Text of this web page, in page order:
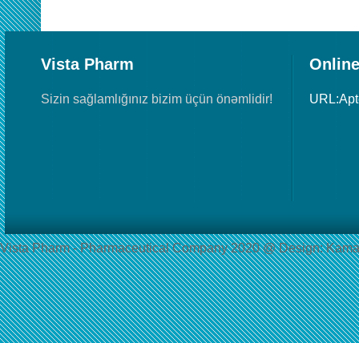
Vista Pharm
Sizin sağlamlığınız bizim üçün önəmlidir!
Vista Pharm - Pharmaceutical Сompany 2020 @ Design: